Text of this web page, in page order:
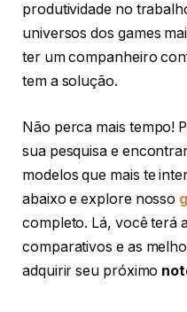
produtividade no
universos dos games
ter um companheiro
tem a solução.
Não perca mais tempo!
sua pesquisa e
modelos que mais te
abaixo e explore nosso
completo. Lá, você terá
comparativos e as
adquirir seu próximo